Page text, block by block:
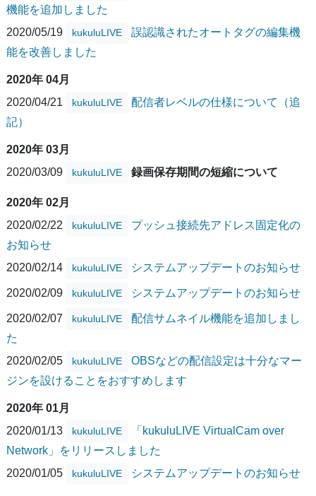
機能を追加しました
2020/05/19
kukuluLIVE
誤認識されたオートタグの編集機
能を改善しました
2020年 04月
2020/04/21
kukuluLIVE
配信者レベルの仕様について（追
記）
2020年 03月
2020/03/09
kukuluLIVE 録画保存期間の短縮について
2020年 02月
2020/02/22
kukuluLIVE
プッシュ接続先アドレス固定化の
お知らせ
2020/02/14
kukuluLIVE システムアップデートのお知らせ
2020/02/09 kukuluLIVE システムアップデートのお知らせ
2020/02/07 kukuluLIVE
配信サムネイル機能を追加しまし
た
2020/02/05
kukuluLIVE
OBSなどの配信設定は十分なマー
ジンを設けることをおすすめします
2020年 01月
2020/01/13
kukuluLIVE
「kukuluLIVE VirtualCam over
Network」をリリースしました
2020/01/05
kukuluLIVE システムアップデートのお知らせ